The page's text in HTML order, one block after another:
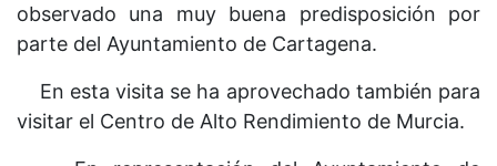
observado una muy buena predisposición por
parte del Ayuntamiento de Cartagena.
En esta visita se ha aprovechado también para
visitar el Centro de Alto Rendimiento de Murcia.